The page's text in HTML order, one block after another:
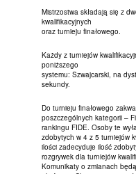
Mistrzostwa składają się z
kwalifikacyjnych
oraz turnieju finałowego.
Każdy z turniejów
poniższego
systemu: Szwajcarski, na
sekundy.
Do turnieju finałowego
poszczególnych kategorii –
rankingu FIDE. Osoby te
zdobytych w 4 z 5 turniejów
ilości zadecyduje ilość
rozgrywek dla turniejów
Komunikaty o zmianach